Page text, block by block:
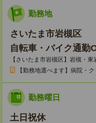
勤務地
さいたま市岩槻区
自転車・バイク通勤
【さいたま市岩槻区】岩槻・東
【勤務地選べます】病院・
勤務曜日
土日祝休